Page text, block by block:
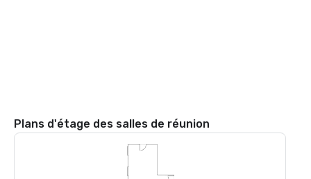
Plans d'étage des salles de réunion